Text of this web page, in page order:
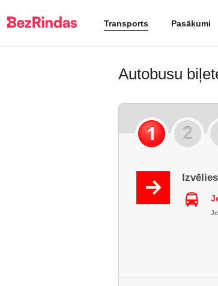
Transports Pasākumi
Autobusu